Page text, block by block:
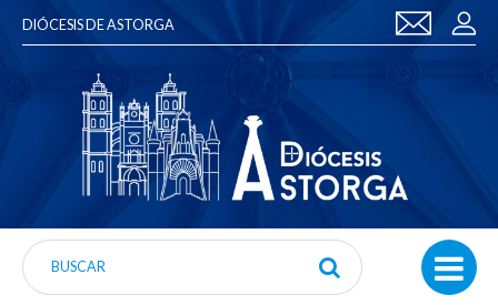
DIÓCESIS DE ASTORGA